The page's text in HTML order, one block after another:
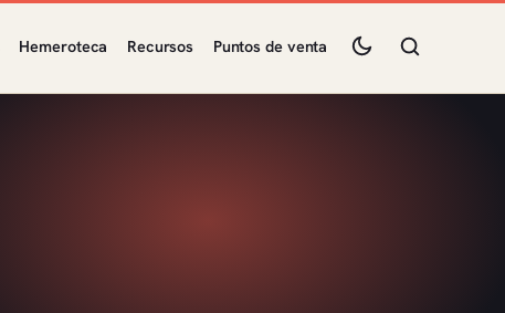
Hemeroteca Recursos Puntos de venta